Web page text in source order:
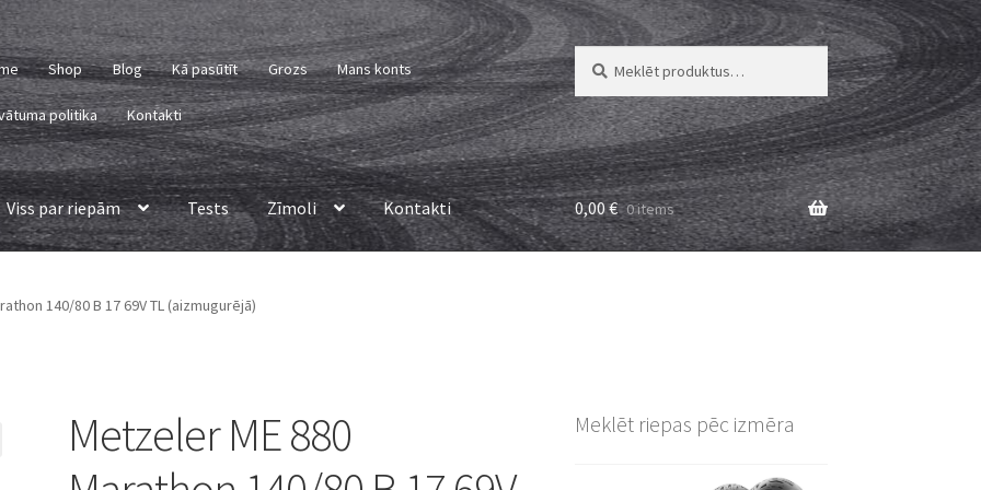
Shop Blog Kā pasūtīt Grozs Mans konts
politika Kontakti
Meklēt:
Meklēt
Viss par riepām Tests Zīmoli Kontakti 0,00€ 0 items
140/80 B 17 69V TL (aizmugurējā)
Metzeler ME 880
Meklēt riepas pēc izmēra